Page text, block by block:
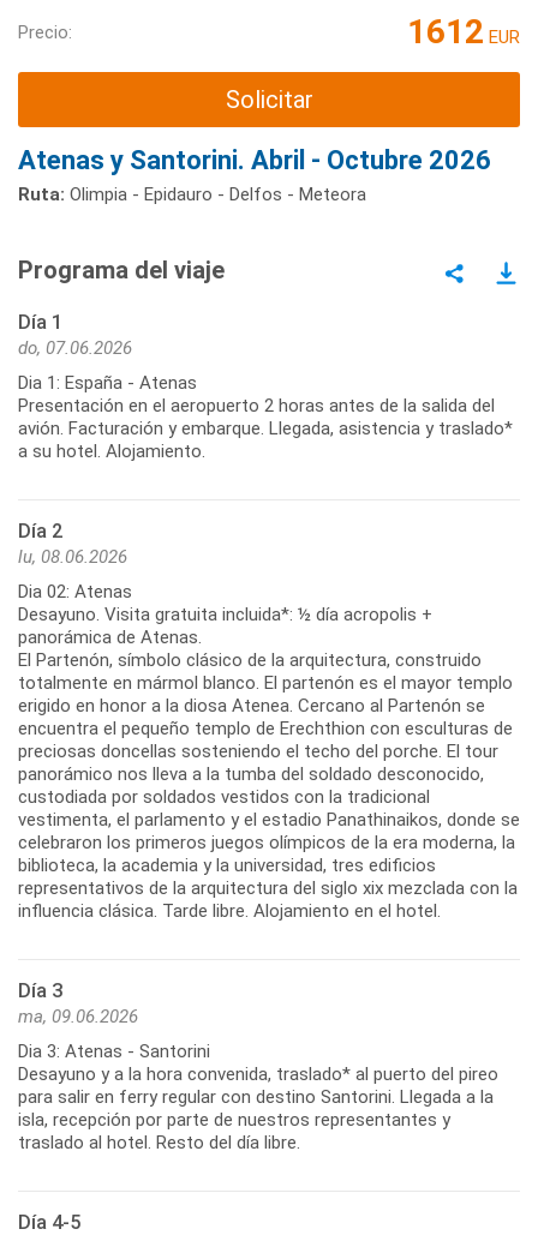
Precio: 1612 EUR
Solicitar
Atenas y Santorini. Abril - Octubre 2026
Ruta: Olimpia - Epidauro - Delfos - Meteora
Programa del viaje
Día 1
do, 07.06.2026
Dia 1: España - Atenas
Presentación en el aeropuerto 2 horas antes de la salida del
avión. Facturación y embarque. Llegada, asistencia y traslado*
a su hotel. Alojamiento.
Día 2
lu, 08.06.2026
Dia 02: Atenas
Desayuno. Visita gratuita incluida*: ½ día acropolis +
panorámica de Atenas.
El Partenón, símbolo clásico de la arquitectura, construido
totalmente en mármol blanco. El partenón es el mayor templo
erigido en honor a la diosa Atenea. Cercano al Partenón se
encuentra el pequeño templo de Erechthion con esculturas de
preciosas doncellas sosteniendo el techo del porche. El tour
panorámico nos lleva a la tumba del soldado desconocido,
custodiada por soldados vestidos con la tradicional
vestimenta, el parlamento y el estadio Panathinaikos, donde se
celebraron los primeros juegos olímpicos de la era moderna, la
biblioteca, la academia y la universidad, tres edificios
representativos de la arquitectura del siglo xix mezclada con la
influencia clásica. Tarde libre. Alojamiento en el hotel.
Día 3
ma, 09.06.2026
Dia 3: Atenas - Santorini
Desayuno y a la hora convenida, traslado* al puerto del pireo
para salir en ferry regular con destino Santorini. Llegada a la
isla, recepción por parte de nuestros representantes y
traslado al hotel. Resto del día libre.
Día 4-5